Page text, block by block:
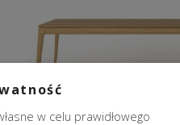
Stół Prins Dąb Selfia
w celu prawidłowego